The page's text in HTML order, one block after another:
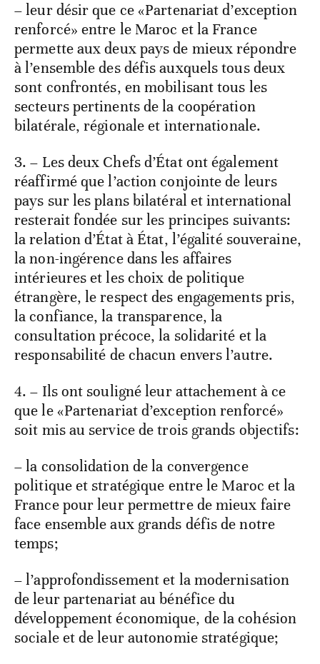
– leur désir que ce «Partenariat d’exception
renforcé» entre le Maroc et la France
permette aux deux pays de mieux répondre
à l’ensemble des défis auxquels tous deux
sont confrontés, en mobilisant tous les
secteurs pertinents de la coopération
bilatérale, régionale et internationale.
3. – Les deux Chefs d’État ont également
réaffirmé que l’action conjointe de leurs
pays sur les plans bilatéral et international
resterait fondée sur les principes suivants:
la relation d’État à État, l’égalité souveraine,
la non-ingérence dans les affaires
intérieures et les choix de politique
étrangère, le respect des engagements pris,
la confiance, la transparence, la
consultation précoce, la solidarité et la
responsabilité de chacun envers l’autre.
4. – Ils ont souligné leur attachement à ce
que le «Partenariat d’exception renforcé»
soit mis au service de trois grands objectifs:
– la consolidation de la convergence
politique et stratégique entre le Maroc et la
France pour leur permettre de mieux faire
face ensemble aux grands défis de notre
temps;
– l’approfondissement et la modernisation
de leur partenariat au bénéfice du
développement économique, de la cohésion
sociale et de leur autonomie stratégique;